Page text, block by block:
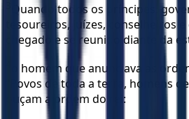
Quando todos os príncipes,
tesoureiros, juízes, conselheiros
chegado e se reunido diante da
o homem que anunciava as
“Povos de toda a terra, homens
ouçam a ordem do rei: